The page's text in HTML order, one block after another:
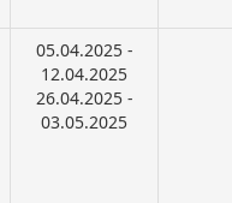
05.04.2025 -
12.04.2025
26.04.2025 -
03.05.2025